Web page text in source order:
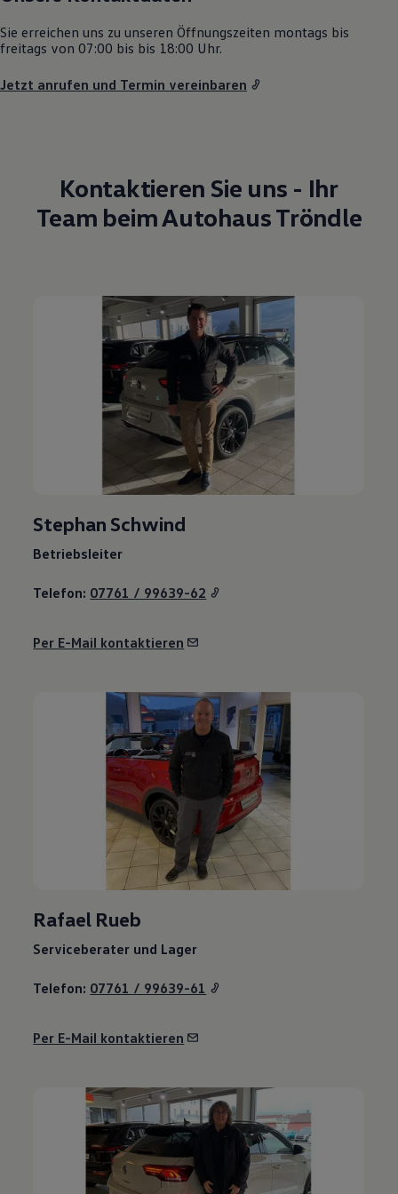
Lifestyle
Transport
Elektromobilität
Volkswagen R
Sie erreichen uns zu unseren Öffnungszeiten montags bis
freitags von 07:00 bis bis 18:00 Uhr.
Jetzt anrufen und Termin vereinbaren
Kontaktieren Sie uns - Ihr
Team beim Autohaus Tröndle
Stephan Schwind
Betriebsleiter
Telefon: 07761 / 99639-62
Per E-Mail kontaktieren
Rafael Rueb
Serviceberater und Lager
Telefon: 07761 / 99639-61
Per E-Mail kontaktieren